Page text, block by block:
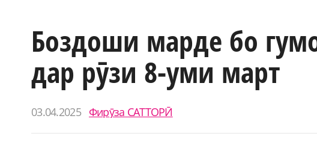
Боздоши марде бо
дар рӯзи 8-уми март
03.04.2025 Фирӯза САТТОРӢ